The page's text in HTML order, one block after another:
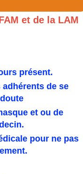
et de la LAM
présent.
de se
et ou de
pour ne pas